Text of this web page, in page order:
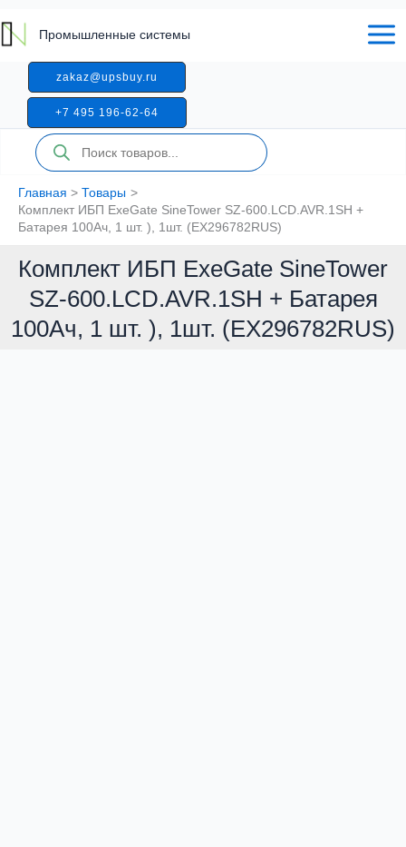
к
содержимому
Промышленные системы
zakaz@upsbuy.ru
+7 495 196-62-64
Поиск
товаров
Главная
Товары
Комплект ИБП ExeGate SineTower SZ-600.LCD.AVR.1SH +
Батарея 100Aч, 1 шт. ), 1шт. (EX296782RUS)
Комплект ИБП ExeGate SineTower
SZ-600.LCD.AVR.1SH + Батарея
100Aч, 1 шт. ), 1шт. (EX296782RUS)